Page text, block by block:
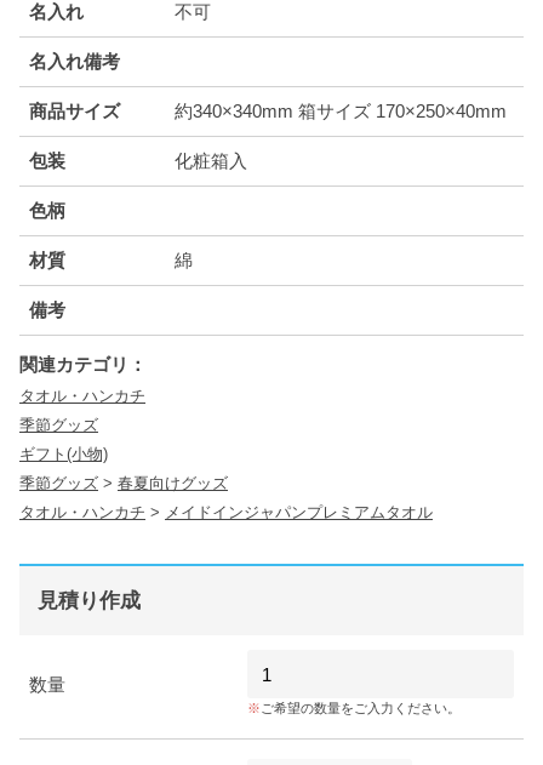
名入れ 不可
名入れ備考
商品サイズ 約340×340mm 箱サイズ 170×250×40mm
包装 化粧箱入
色柄
材質 綿
備考
関連カテゴリ：
タオル・ハンカチ
季節グッズ
ギフト(小物)
季節グッズ > 春夏向けグッズ
タオル・ハンカチ > メイドインジャパンプレミアムタオル
見積り作成
数量
ご希望の数量をご入力ください。